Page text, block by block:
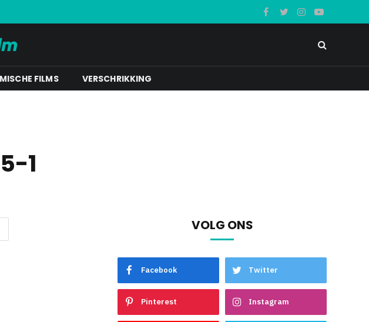
Facebook
TwitterInstagram
YouTube
FILMS VERSCHRIKKING
1
VOLG ONS
Facebook Twitter
Pinterest Instagram